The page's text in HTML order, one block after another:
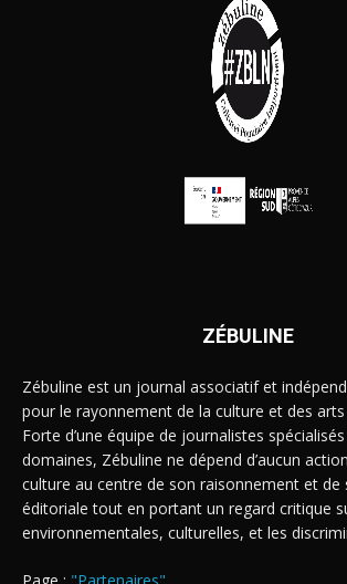
ZÉBULINE
Zébuline est un journal associatif et
pour le rayonnement de la culture et des arts
Forte d’une équipe de journalistes
domaines, Zébuline ne dépend d’aucun
culture au centre de son raisonnement et de
éditoriale tout en portant un regard critique
environnementales, culturelles, et les